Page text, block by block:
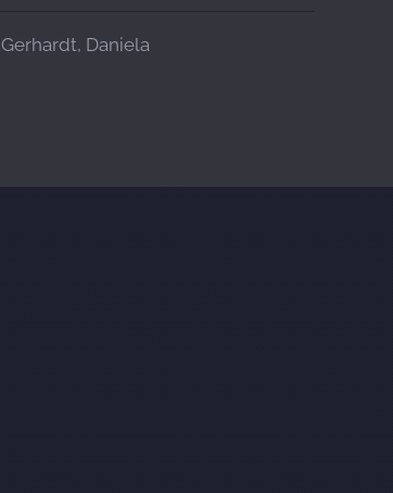
Gerhardt, Daniela